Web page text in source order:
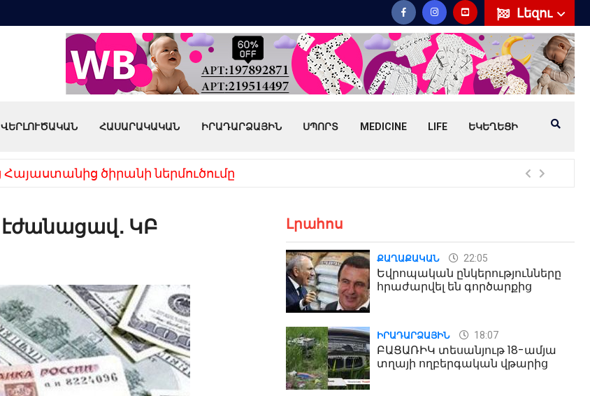
Լեզու
ՎԵՐԼՈՒԾԱԿԱՆ ՀԱՍԱՐԱԿԱԿԱՆ ԻՐԱԴԱՐՁԱՅԻՆ ՍՊՈՐՏ MEDICINE LIFE ԵԿԵՂԵՑԻ
ծիրանի ներմուծումը
էժանացավ․ ԿԲ Լրահոս
ՔԱՂԱՔԱԿԱՆ 22:05
Եվրոպական ընկերությունները
հրաժարվել են գործարքից
ԻՐԱԴԱՐՁԱՅԻՆ 18:07
ԲԱՑԱՌԻԿ տեսանյութ 18-ամյա
տղայի ողբերգական վթարից